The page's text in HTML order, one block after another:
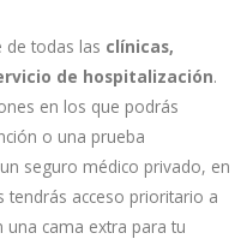
de todas las clínicas,
de hospitalización.
en los que podrás
o una prueba
seguro médico privado, en
acceso prioritario a
una cama extra para tu